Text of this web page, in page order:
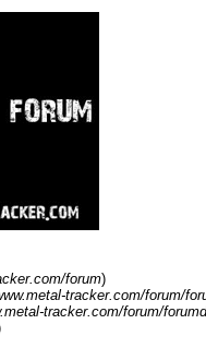
forum)
tracker.com/forum/
tracker.com/forum/